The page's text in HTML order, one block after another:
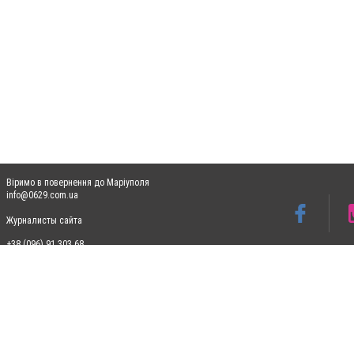
Віримо в повернення до Маріуполя
info@0629.com.ua
Журналисты сайта
+38 (096) 91 303 68